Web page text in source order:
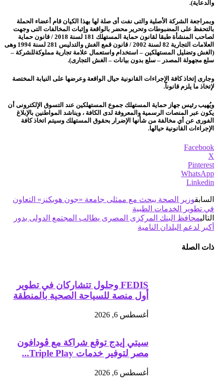
والدعاية).
وبمراجعة الشركة الأصلية والتى نفت أى صلة لها بهذا الكيان قام أعضاء الحملة
بالتحفظ على المضبوطات وتحرير محضر بالواقعة وإثبات المخالفات التى وجهت
لصاحب المنشأة طبقا لقانون حماية المستهلك 181 لسنة 2018 / قانون حماية
العلامات التجارية 82 لسنة 2002 / قانون قمع الغش والتدليس 281 لسنة 1994 وهى
(الغش وتضليل المستهلكين – استخدام واستعمال علامة تجارية مملوكةللشركة –
سلع مجهولة المصدر – سلع بدون بيانات – الغش التجارى).
وجارى إتخاذ كافة الإجراءات القانونية حيال الواقعة وعرضها على النيابة المختصة
لإتخاذ ما يلزم قانوناً.
ويُهيب رئيس جهاز حماية المستهلك جموع المستهلكين عند التسوق الإلكترونى أن
يكون عبر المنصات الرسمية والمعروفة لدى الكافة ، ويناشد المواطنين بالإبلاغ
الفورى عن أي مخالفة من شأنها الإضرار بحقوق المستهلك وسيتم اتخاذ كافة
الإجراءات القانونية حيالها.
Facebook
X
Pinterest
WhatsApp
Linkedin
السابقوزير الصحة يبحث مع ممثلى جامعة «جون هوبكنز» التعاون
في تطوير الخدمات الطبية
التاليمحافظ البنك المركزى المصرى يطالب المجتمع الدولى بدور
أكبر لدعم البلدان النامية
ذات الصلة
FEDIS وحلول تتشاركان في تطوير
أول منصة للسياحة الصحية بالمنطقة
أغسطس 6, 2026
سيتي إيدج توقع شراكة مع ڤودافون
مصر لتوفير خدمات Triple Play...
أغسطس 6, 2026